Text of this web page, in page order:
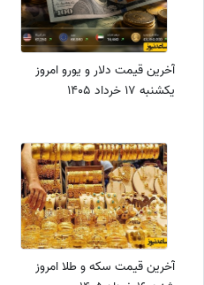
آخرین قیمت دلار و یورو امروز
یکشنبه 17 خرداد 1405
آخرین قیمت سکه و طلا امروز